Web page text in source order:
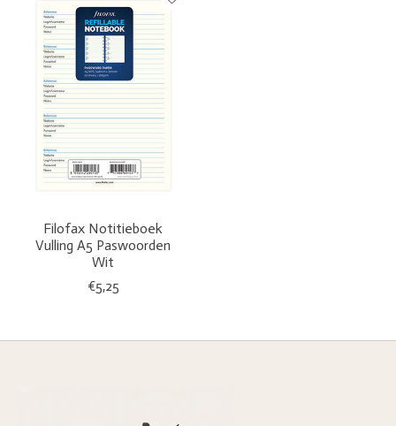
Filofax Notitieboek
Vulling A5 Paswoorden
Wit
€5,25